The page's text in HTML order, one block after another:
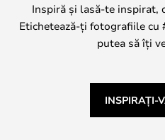
Inspiră și lasă-te inspirat,
Etichetează-ți fotografiile cu
putea să îți
INSPIRAȚI-